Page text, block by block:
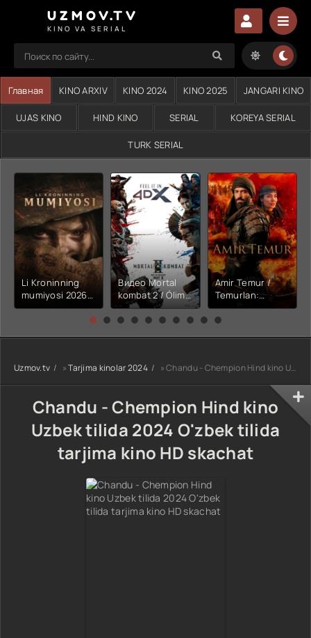
UZMOV.TV
KINO VA SERIAL
Главная KINO ARXIV KINO 2024 KINO 2025 JANGARI KINO
UJAS KINO HIND KINO SERIAL KOREYA SERIAL
TURK SERIAL
Li Kroninning
mumiyosi 2026
(uzbek tilida
kino) tarjima HD
Видео Mortal
kombat 2 / Ólim
jangi 2 (2026)
Uzbek tilida
Amir Temur /
Temurlan:
Fathchining
yuksalishi
tarjima kino Full
HD tas-ix
Uzmov.tv »Tarjima kinolar 2024 » Chandu - Chempion Hind kino Uzbek tilida 2024 O'zbek tilida tarjima kino HD skachat
Chandu - Chempion Hind kino
Uzbek tilida 2024 O'zbek tilida
tarjima kino HD skachat